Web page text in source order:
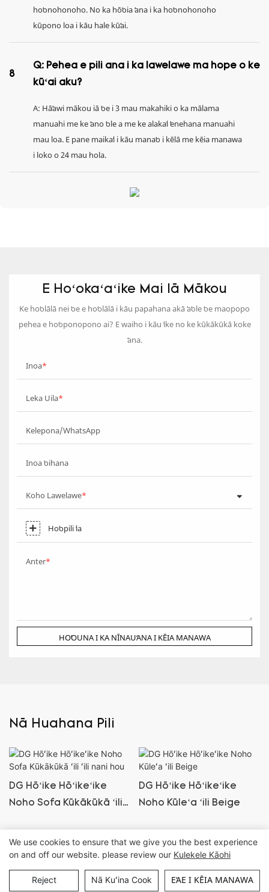
hoʻonohonoho. No ka hōʻoia ʻana i ka hoʻonohonoho
kūpono loa i kāu hale kūʻai.
8
Q: Pehea e pili ana i ka lawelawe ma hope o ke
kūʻai aku?
A: Hāʻawi mākou iā ʻoe i 3 mau makahiki o ka mālama
manuahi me ke ʻano ʻole a me ke alakaʻi ʻenehana manuahi
mau loa. E pane maikaʻi i kāu manaʻo i kēlā me kēia manawa
i loko o 24 mau hola.
E Hoʻokaʻaʻike Mai Iā Mākou
Ke hoʻolālā nei ʻoe e hoʻolālā i kāu papahana akā ʻaʻole ʻoe maopopo
pehea e hoʻoponopono ai? E waiho i kāu ʻike no ke kūkākūkā koke
ʻana.
Inoa
Leka Uila
Kelepona/WhatsApp
Inoa ʻoihana
Koho Lawelawe
Hoʻopili ʻia
Anter
HOʻOUNA I KA NĪNAUʻANA I KĒIA MANAWA
Nā Huahana Pili
DG Hōʻike Hōʻikeʻike
Noho Sofa Kūkākūkā ʻili
DG Hōʻike Hōʻikeʻike
Noho Kūleʻa ʻili Beige
Kuleana kope © Guangzhou DG Furniture Co., Ltd. | Palapala kahua
We use cookies to ensure that we give you the best experience
on and off our website. please review our Kulekele Kāohi
Reject Nā Kuʻina Cook EʻAE I KĒIA MANAWA